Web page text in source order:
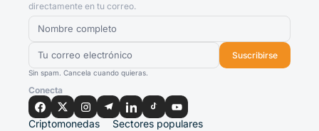
directamente en tu correo.
Suscribirse
Sin spam. Cancela cuando quieras.
Conecta
Criptomonedas Sectores populares